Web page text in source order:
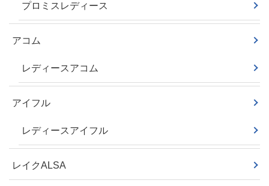
プロミスレディース
アコム
レディースアコム
アイフル
レディースアイフル
レイクALSA